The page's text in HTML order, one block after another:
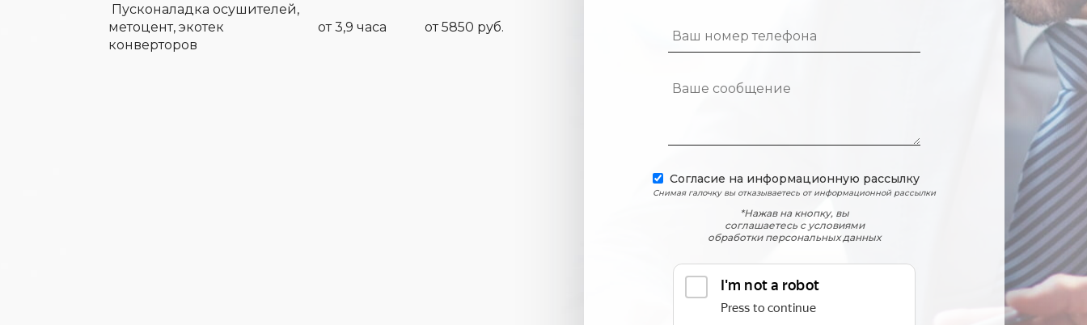
Пусконаладка осушителей,
метоцент, экотек
конверторов
от 3,9 часа от 5850 руб.
Согласие на информационную рассылку
Снимая галочку вы отказываетесь от информационной рассылки
*Нажав на кнопку, вы
соглашаетесь с условиями
обработки персональных данных